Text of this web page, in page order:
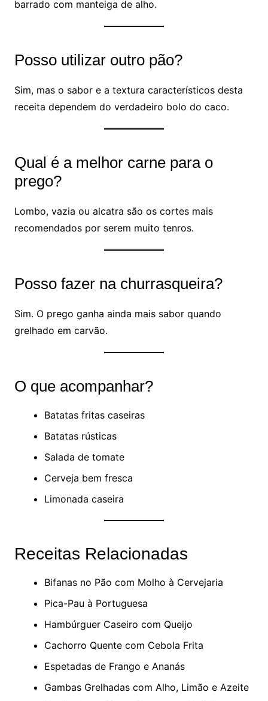
barrado com manteiga de alho.
Posso utilizar outro pão?
Sim, mas o sabor e a textura característicos desta
receita dependem do verdadeiro bolo do caco.
Qual é a melhor carne para o
prego?
Lombo, vazia ou alcatra são os cortes mais
recomendados por serem muito tenros.
Posso fazer na churrasqueira?
Sim. O prego ganha ainda mais sabor quando
grelhado em carvão.
O que acompanhar?
Batatas fritas caseiras
Batatas rústicas
Salada de tomate
Cerveja bem fresca
Limonada caseira
Receitas Relacionadas
Bifanas no Pão com Molho à Cervejaria
Pica-Pau à Portuguesa
Hambúrguer Caseiro com Queijo
Cachorro Quente com Cebola Frita
Espetadas de Frango e Ananás
Gambas Grelhadas com Alho, Limão e Azeite